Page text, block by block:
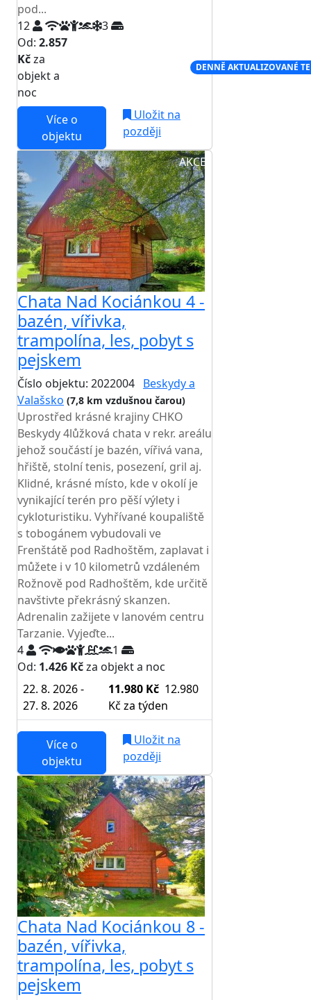
pod...
12
3
Od: 2.857
Kčza
objekt a
noc
DENNĚ AKTUALIZOVANÉ
Více o
objektu
Uložit na
později
AKCE
Chata Nad Kociánkou 4 -
bazén, vířivka,
trampolína, les, pobyt s
pejskem
Číslo objektu: 2022004 Beskydy a
Valašsko (7,8 km vzdušnou čarou)
Uprostřed krásné krajiny CHKO
Beskydy 4lůžková chata v rekr. areálu
jehož součástí je bazén, vířivá vana,
hřiště, stolní tenis, posezení, gril aj.
Klidné, krásné místo, kde v okolí je
vynikající terén pro pěší výlety i
cykloturistiku. Vyhřívané koupaliště
s tobogánem vybudovali ve
Frenštátě pod Radhoštěm, zaplavat i
můžete i v 10 kilometrů vzdáleném
Rožnově pod Radhoštěm, kde určitě
navštivte překrásný skanzen.
Adrenalin zažijete v lanovém centru
Tarzanie. Vyjeďte...
4
1
Od: 1.426 Kčza objekt a noc
22. 8. 2026 -
27. 8. 2026
11.980 Kč 12.980
Kč za týden
Více o
objektu
Uložit na
později
Chata Nad Kociánkou 8 -
bazén, vířivka,
trampolína, les, pobyt s
pejskem